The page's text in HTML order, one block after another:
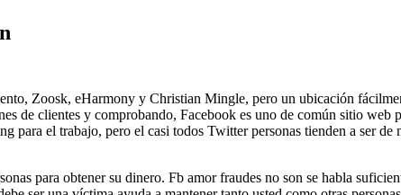
Zoosk, eHarmony y Christian Mingle, pero un ubicación
de clientes y comprobando, Facebook es uno de común sitio web
el trabajo, pero el casi todos Twitter personas tienden a ser de
para obtener su dinero. Fb amor fraudes no son se habla